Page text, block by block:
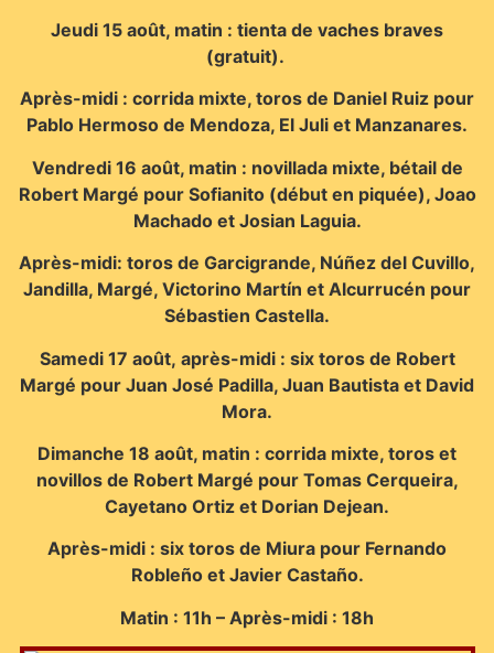
Jeudi 15 août, matin : tienta de vaches braves
(gratuit).
Après-midi : corrida mixte, toros de Daniel Ruiz pour
Pablo Hermoso de Mendoza, El Juli et Manzanares.
Vendredi 16 août, matin : novillada mixte, bétail de
Robert Margé pour Sofianito (début en piquée), Joao
Machado et Josian Laguia.
Après-midi: toros de Garcigrande, Núñez del Cuvillo,
Jandilla, Margé, Victorino Martín et Alcurrucén pour
Sébastien Castella.
Samedi 17 août, après-midi : six toros de Robert
Margé pour Juan José Padilla, Juan Bautista et David
Mora.
Dimanche 18 août, matin : corrida mixte, toros et
novillos de Robert Margé pour Tomas Cerqueira,
Cayetano Ortiz et Dorian Dejean.
Après-midi : six toros de Miura pour Fernando
Robleño et Javier Castaño.
Matin : 11h – Après-midi : 18h